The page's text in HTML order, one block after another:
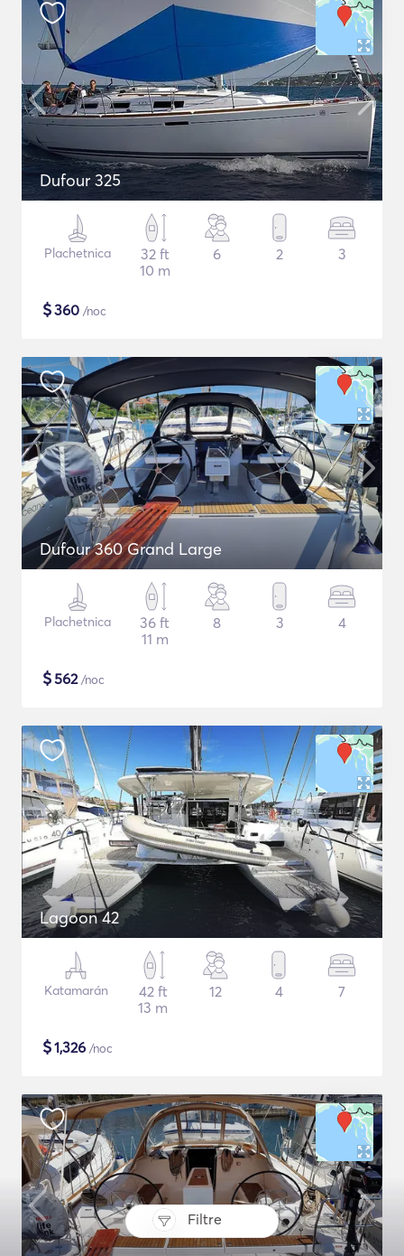
Filtre
Dufour 325
Plachetnica
32 ft
10 m
6 2 3
$360 /noc
Dufour 360 Grand Large
Plachetnica
36 ft
11 m
8 3 4
$562/noc
Lagoon 42
Katamarán
42 ft
13 m
12 4 7
$1,326 /noc